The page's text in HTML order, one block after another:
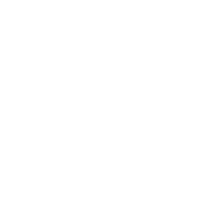
Del mismo modo, ha
no habrá ningún crucero en
Además, 57 días del año
días se esperan cuatro y
La APBC ha indicado que,
especialmente significativo
la Junta de Andalucía sobre